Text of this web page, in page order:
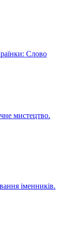
Слово
мистецтво.
іменників.